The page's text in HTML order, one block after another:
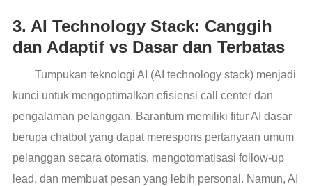
3. AI Technology Stack: Canggih
dan Adaptif vs Dasar dan Terbatas
Tumpukan teknologi AI (AI technology stack) menjadi
kunci untuk mengoptimalkan efisiensi call center dan
pengalaman pelanggan. Barantum memiliki fitur AI dasar
berupa chatbot yang dapat merespons pertanyaan umum
pelanggan secara otomatis, mengotomatisasi follow-up
lead, dan membuat pesan yang lebih personal. Namun, AI